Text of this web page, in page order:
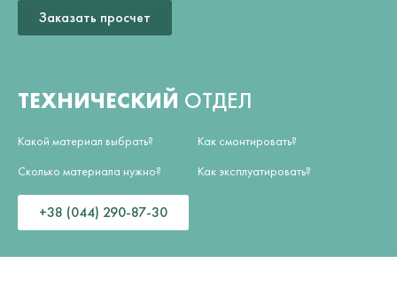
Заказать просчет
ТЕХНИЧЕСКИЙ ОТДЕЛ
Какой материал выбрать?
Сколько материала нужно?
Как смонтировать?
Как эксплуатировать?
+38 (044) 290-87-30